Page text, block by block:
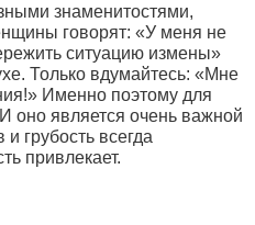
знаменитостями,
говорят: «У меня не
ситуацию измены»
Только вдумайтесь: «Мне
Именно поэтому для
является очень важной
грубость всегда
привлекает.